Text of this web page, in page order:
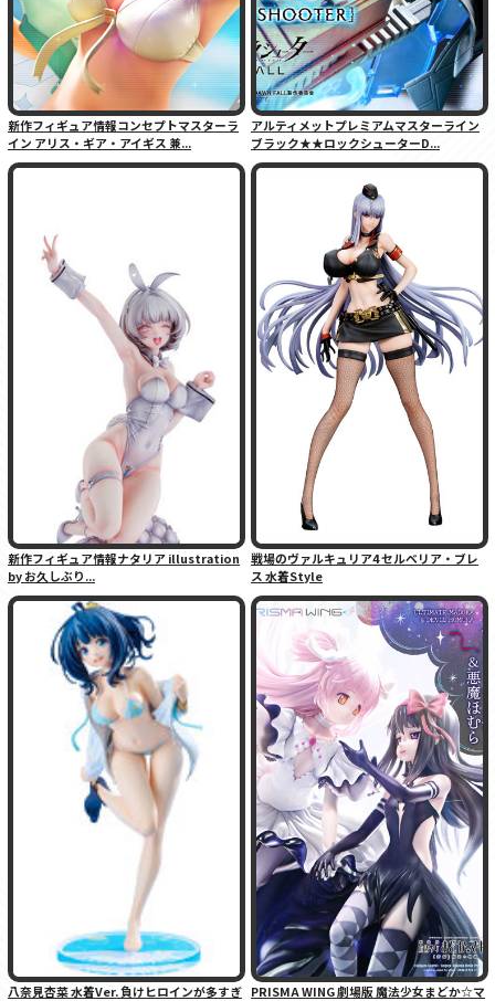
新作フィギュア情報コンセプトマスターラ
イン アリス・ギア・アイギス 兼...
アルティメットプレミアムマスターライン
ブラック★★ロックシューターD...
新作フィギュア情報ナタリア illustration
by お久しぶり...
戦場のヴァルキュリア4 セルベリア・ブレ
ス 水着Style
八奈見杏菜 水着Ver. 負けヒロインが多すぎ PRISMA WING 劇場版 魔法少女まどか☆マ